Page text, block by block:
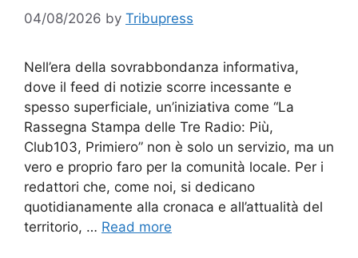
04/08/2026 by Tribupress
Nell’era della sovrabbondanza informativa,
dove il feed di notizie scorre incessante e
spesso superficiale, un’iniziativa come “La
Rassegna Stampa delle Tre Radio: Più,
Club103, Primiero” non è solo un servizio, ma un
vero e proprio faro per la comunità locale. Per i
redattori che, come noi, si dedicano
quotidianamente alla cronaca e all’attualità del
territorio, … Read more